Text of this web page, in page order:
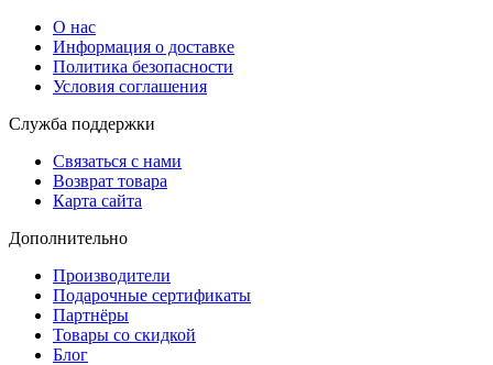
О нас
Информация о доставке
Политика безопасности
Условия соглашения
Служба поддержки
Связаться с нами
Возврат товара
Карта сайта
Дополнительно
Производители
Подарочные сертификаты
Партнёры
Товары со скидкой
Блог